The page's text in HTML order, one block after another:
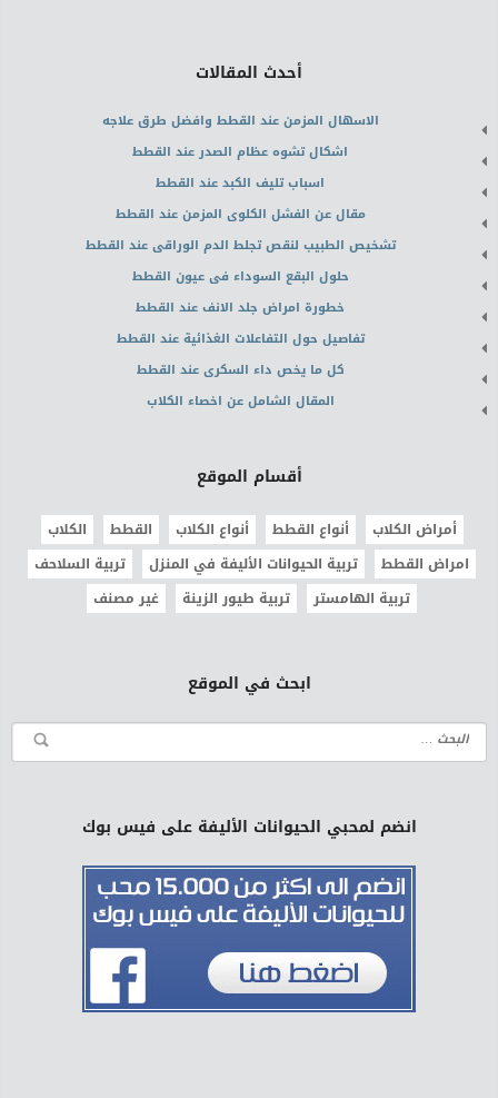
أحدث المقالات
الاسهال المزمن عند القطط وافضل طرق علاجه
اشكال تشوه عظام الصدر عند القطط
اسباب تليف الكبد عند القطط
مقال عن الفشل الكلوى المزمن عند القطط
تشخيص الطبيب لنقص تجلط الدم الوراقى عند القطط
حلول البقع السوداء فى عيون القطط
خطورة امراض جلد الانف عند القطط
تفاصيل حول التفاعلات الغذائية عند القطط
كل ما يخص داء السكرى عند القطط
المقال الشامل عن اخصاء الكلاب
أقسام الموقع
أمراض الكلاب أنواع القطط أنواع الكلاب القطط
الكلاب
امراض القطط
تربية الحيوانات الأليفة في المنزل
تربية السلاحف
تربية الهامستر
تربية طيور الزينة غير مصنف
ابحث في الموقع
انضم لمحبي الحيوانات الأليفة على فيس بوك